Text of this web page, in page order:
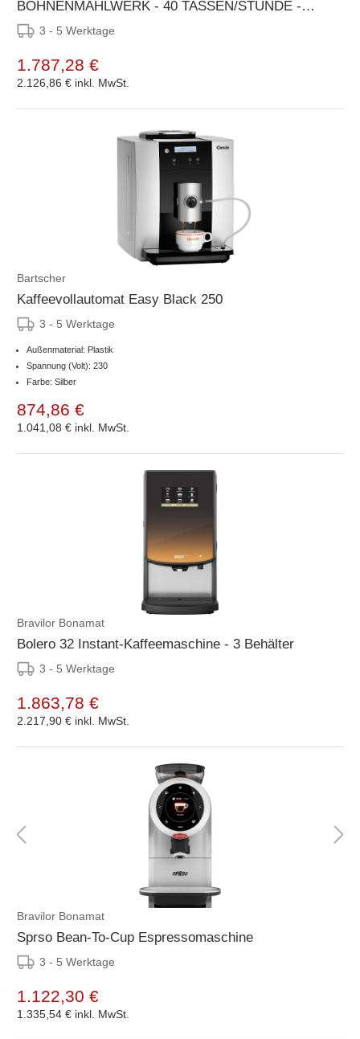
BOHNENMAHLWERK - 40 TASSEN/STUNDE -
305X330X(H)580MM
3 - 5 Werktage
1.787,28 €
2.126,86 € inkl. MwSt.
Bartscher
Kaffeevollautomat Easy Black 250
3 - 5 Werktage
Außenmaterial: Plastik
Spannung (Volt): 230
Farbe: Silber
874,86 €
1.041,08 € inkl. MwSt.
Bravilor Bonamat
Bolero 32 Instant-Kaffeemaschine - 3 Behälter
3 - 5 Werktage
1.863,78 €
2.217,90 € inkl. MwSt.
Bravilor Bonamat
Sprso Bean-To-Cup Espressomaschine
3 - 5 Werktage
1.122,30 €
1.335,54 € inkl. MwSt.